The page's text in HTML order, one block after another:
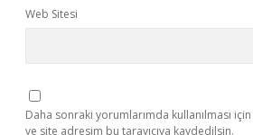
Web Sitesi
Daha sonraki yorumlarımda kullanılması
ve site adresim bu tarayıcıya kaydedilsin.